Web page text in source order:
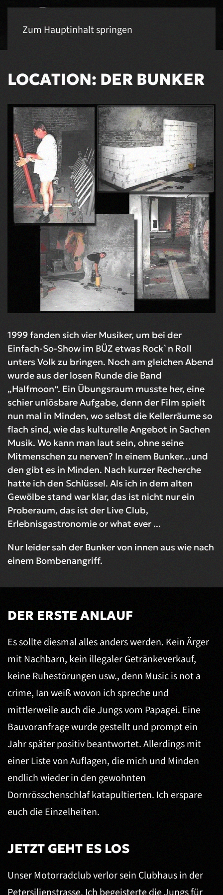
Zum Hauptinhalt springen
LOCATION: DER BUNKER
1999 fanden sich vier Musiker, um bei der
Einfach-So-Show im BÜZ etwas Rock`n Roll
unters Volk zu bringen. Noch am gleichen Abend
wurde aus der losen Runde die Band
„Halfmoon“. Ein Übungsraum musste her, eine
schier unlösbare Aufgabe, denn der Film spielt
nun mal in Minden, wo selbst die Kellerräume so
flach sind, wie das kulturelle Angebot in Sachen
Musik. Wo kann man laut sein, ohne seine
Mitmenschen zu nerven? In einem Bunker…und
den gibt es in Minden. Nach kurzer Recherche
hatte ich den Schlüssel. Als ich in dem alten
Gewölbe stand war klar, das ist nicht nur ein
Proberaum, das ist der Live Club,
Erlebnisgastronomie or what ever ...
Nur leider sah der Bunker von innen aus wie nach
einem Bombenangriff.
DER ERSTE ANLAUF
Es sollte diesmal alles anders werden. Kein Ärger
mit Nachbarn, kein illegaler Getränkeverkauf,
keine Ruhestörungen usw., denn Music is not a
crime, Ian weiß wovon ich spreche und
mittlerweile auch die Jungs vom Papagei. Eine
Bauvoranfrage wurde gestellt und prompt ein
Jahr später positiv beantwortet. Allerdings mit
einer Liste von Auflagen, die mich und Minden
endlich wieder in den gewohnten
Dornrösschenschlaf katapultierten. Ich erspare
euch die Einzelheiten.
JETZT GEHT ES LOS
Unser Motorradclub verlor sein Clubhaus in der